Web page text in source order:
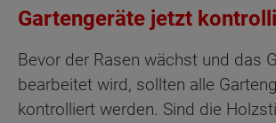
Gartengeräte jetzt
Bevor der Rasen wächst und das
bearbeitet wird, sollten alle
kontrolliert werden. Sind die